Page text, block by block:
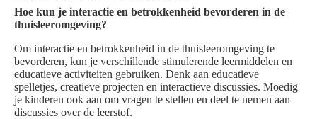
Hoe kun je interactie en betrokkenheid bevorderen in de
thuisleeromgeving?
Om interactie en betrokkenheid in de thuisleeromgeving te
bevorderen, kun je verschillende stimulerende leermiddelen en
educatieve activiteiten gebruiken. Denk aan educatieve
spelletjes, creatieve projecten en interactieve discussies. Moedig
je kinderen ook aan om vragen te stellen en deel te nemen aan
discussies over de leerstof.